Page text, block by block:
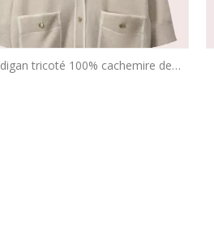
tricoté 100% cachemire de